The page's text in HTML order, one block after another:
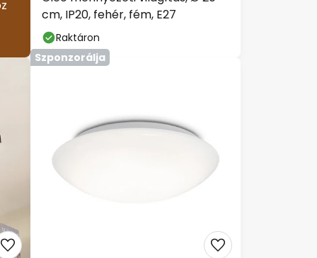
cm, IP20, fehér, fém, E27
Raktáron
Szponzorálja